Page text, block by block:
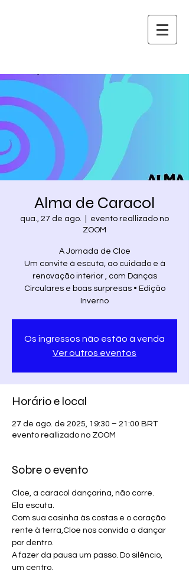
Alma de Caracol
qua., 27 de ago.
evento reallizado no
ZOOM
A Jornada de Cloe
Um convite à escuta, ao cuidado e à
renovação interior , com Danças
Circulares e boas surpresas • Edição
Inverno
Os ingressos não estão à venda
Ver outros eventos
Horário e local
27 de ago. de 2025, 19:30 – 21:00 BRT
evento reallizado no ZOOM
Sobre o evento
Cloe, a caracol dançarina, não corre.
Ela escuta.
Com sua casinha às costas e o coração
rente à terra,Cloe nos convida a dançar
por dentro.
A fazer da pausa um passo. Do silêncio,
um centro.